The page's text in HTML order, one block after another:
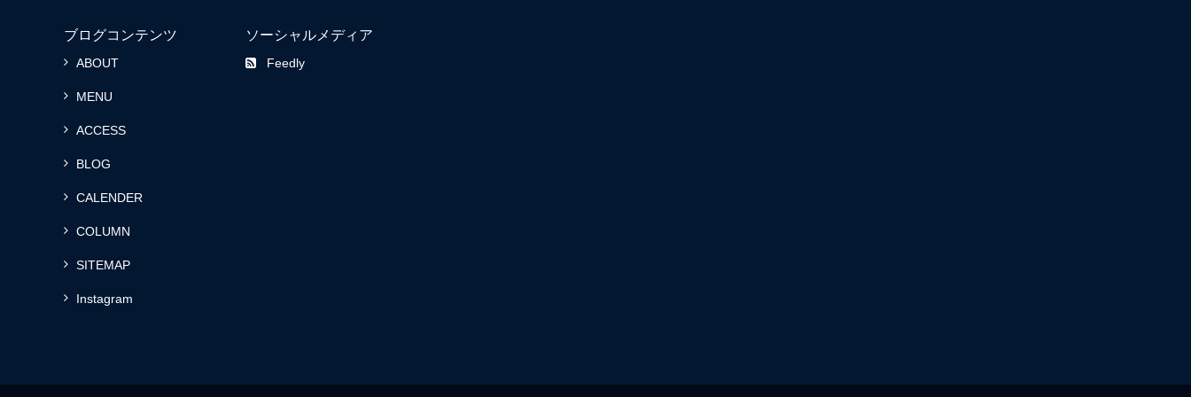
ブログコンテンツ
ABOUT
MENU
ACCESS
BLOG
CALENDER
COLUMN
SITEMAP
Instagram
ソーシャルメディア
Feedly